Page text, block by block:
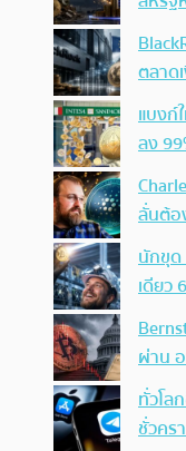
ตลาด
แบงก์
ลง
ลั่นต้อ
นักขุด
เดียว
ผ่าน
ทั่วโล
ชั่วคร